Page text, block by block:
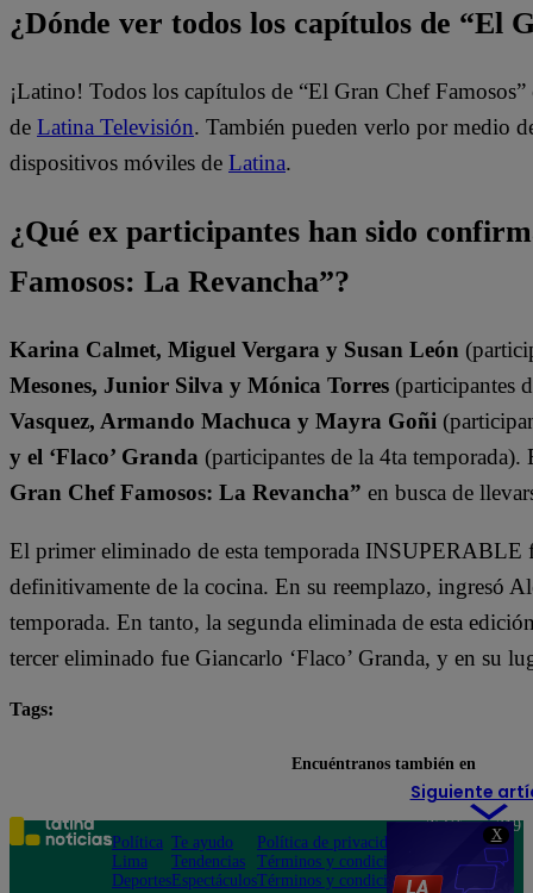
X
¿Dónde ver todos los capítulos de “El
¡Latino! Todos los capítulos de “El Gran Chef
de Latina Televisión. También pueden verlo por medio
dispositivos móviles de Latina.
¿Qué ex participantes han sido
Famosos: La Revancha”?
Karina Calmet, Miguel Vergara y Susan León
Mesones, Junior Silva y Mónica Torres (participantes
Vasquez, Armando Machuca y Mayra Goñi
y el ‘Flaco’ Granda (participantes de la 4ta temporada).
Gran Chef Famosos: La Revancha” en busca de
El primer eliminado de esta temporada INSUPERABLE
definitivamente de la cocina. En su reemplazo, ingresó
temporada. En tanto, la segunda eliminada de esta
tercer eliminado fue Giancarlo ‘Flaco’ Granda, y en su
Tags:
Siguiente
Encuéntranos también en
Política
Lima
Deportes
Te ayudo
Tendencias
Espectáculos
Política de privacidad
Términos y condiciones
Términos y condiciones
Teléfono: 219
Av. San
Felipe 968